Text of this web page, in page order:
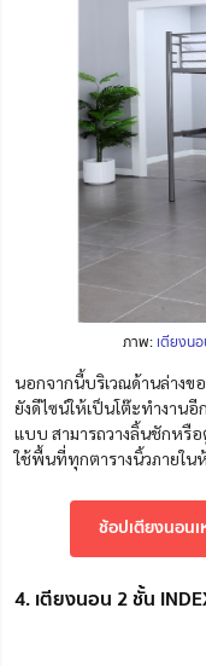
ภาพ: เตียงน
นอกจากนี้บริเวณด้านล่างขอ
ยังดีไซน์ให้เป็นโต๊ะทำงาน
แบบ สามารถวางลิ้นชักหรือ
ใช้พื้นที่ทุกตารางนิ้วภายใน
ช้อปเตียงนอนเ
4. เตียงนอน 2 ชั้น